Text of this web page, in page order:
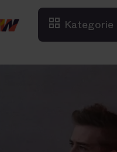
Kategorie